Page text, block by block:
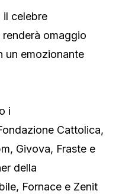
il celebre
omaggio
un emozionante
i
Cattolica,
Givova, Fraste e
della
Fornace e Zenit